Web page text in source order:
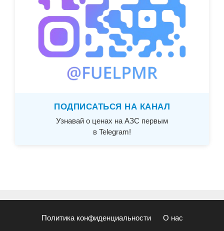
ПОДПИСАТЬСЯ НА КАНАЛ
Узнавай о ценах на АЗС первым
в Telegram!
Политика конфиденциальности О нас